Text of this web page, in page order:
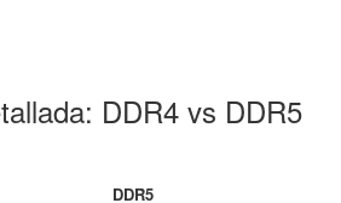
DDR4 vs DDR5
DDR5